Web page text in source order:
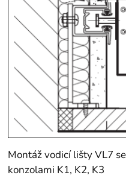
Montáž vodicí lišty VL7
konzolami K1, K2, K3